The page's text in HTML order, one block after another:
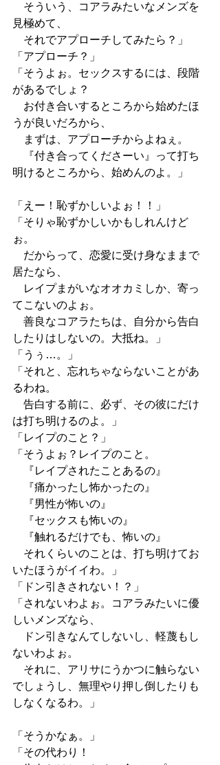
そういう、コアラみたいなメンズを
見極めて、
それでアプローチしてみたら？」
「アプローチ？」
「そうよぉ。セックスするには、段階
があるでしょ？
お付き合いするところから始めたほ
うが良いだろから、
まずは、アプローチからよねぇ。
『付き合ってくださーい』って打ち
明けるところから、始めんのよ。」
「えー！恥ずかしいよぉ！！」
「そりゃ恥ずかしいかもしれんけど
ぉ。
だからって、恋愛に受け身なままで
居たなら、
レイプまがいなオオカミしか、寄っ
てこないのよぉ。
善良なコアラたちは、自分から告白
したりはしないの。大抵ね。」
「うぅ…。」
「それと、忘れちゃならないことがあ
るわね。
告白する前に、必ず、その彼にだけ
は打ち明けるのよ。」
「レイプのこと？」
「そうよぉ？レイプのこと。
『レイプされたことあるの』
『痛かったし怖かったの』
『男性が怖いの』
『セックスも怖いの』
『触れるだけでも、怖いの』
それくらいのことは、打ち明けてお
いたほうがイイわ。」
「ドン引きされない！？」
「されないわよぉ。コアラみたいに優
しいメンズなら、
ドン引きなんてしないし、軽蔑もし
ないわよぉ。
それに、アリサにうかつに触らない
でしょうし、無理やり押し倒したりも
しなくなるわ。」
「そうかなぁ。」
「その代わり！